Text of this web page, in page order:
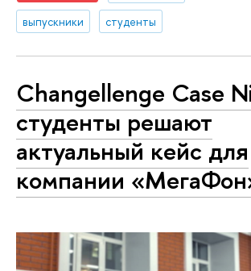
выпускники
студенты
Changellenge Case
студенты решают
актуальный кейс для
компании